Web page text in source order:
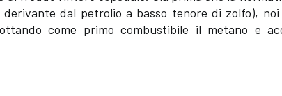
dal petrolio a basso tenore di zolfo),
come primo combustibile il metano e